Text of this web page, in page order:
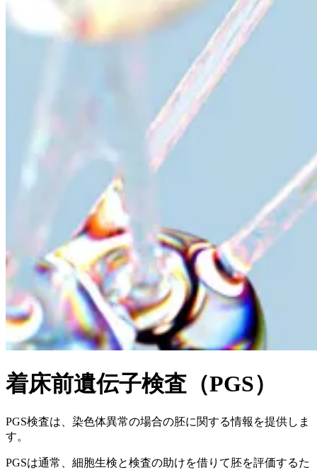
着床前遺伝子検査（PGS）
PGS検査は、染色体異常の場合の胚に関する情報を提供しま
す。
PGSは通常、細胞生検と検査の助けを借りて胚を評価するた